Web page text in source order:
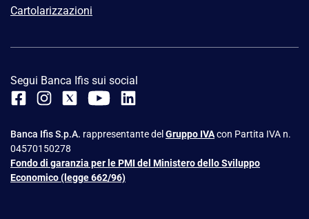
Cartolarizzazioni
Segui Banca Ifis sui social
Banca Ifis S.p.A. rappresentante del Gruppo IVAcon Partita IVA n.
04570150278
Fondo di garanzia per le PMI del Ministero dello Sviluppo
Economico (legge 662/96)